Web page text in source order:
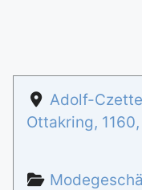
Adolf-
Ottakring, 1160,